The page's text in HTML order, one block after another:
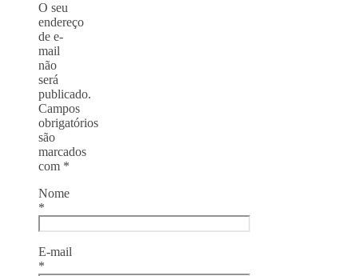
O seu
endereço
de e-
mail
não
será
publicado.
Campos
obrigatórios
são
marcados
com *
Nome
*
E-mail
*